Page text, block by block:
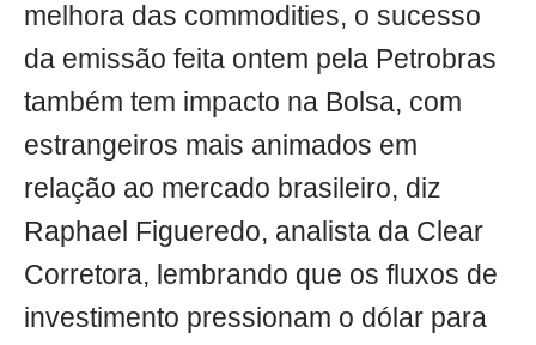
melhora das commodities, o sucesso
da emissão feita ontem pela Petrobras
também tem impacto na Bolsa, com
estrangeiros mais animados em
relação ao mercado brasileiro, diz
Raphael Figueredo, analista da Clear
Corretora, lembrando que os fluxos de
investimento pressionam o dólar para